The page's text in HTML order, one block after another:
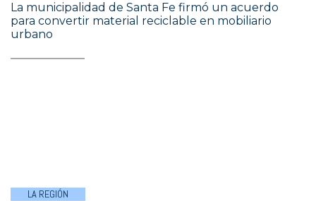
La municipalidad de Santa Fe firmó un acuerdo
para convertir material reciclable en mobiliario
urbano
LA REGIÓN